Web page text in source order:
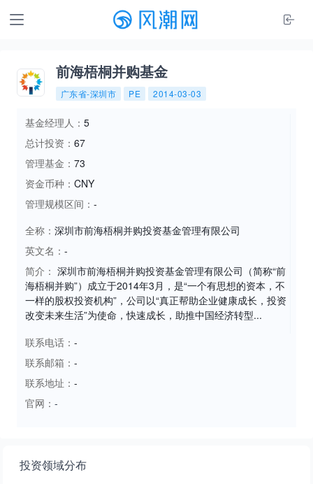
前海梧桐并购基金
广东省-深圳市 PE 2014-03-03
基金经理人： 5
总计投资： 67
管理基金： 73
资金币种： CNY
管理规模区间： -
全称： 深圳市前海梧桐并购投资基金管理有限公司
英文名： -
简介： 深圳市前海梧桐并购投资基金管理有限公司（简称“前
海梧桐并购”）成立于2014年3月，是“一个有思想的资本，不
一样的股权投资机构”，公司以“真正帮助企业健康成长，投资
改变未来生活”为使命，快速成长，助推中国经济转型...
联系电话： -
联系邮箱： -
联系地址： -
官网： -
投资领域分布